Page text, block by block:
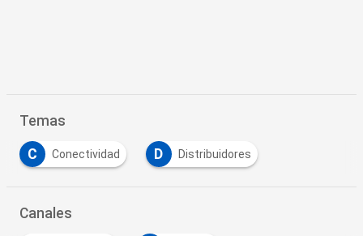
Temas
C Conectividad D Distribuidores
Canales